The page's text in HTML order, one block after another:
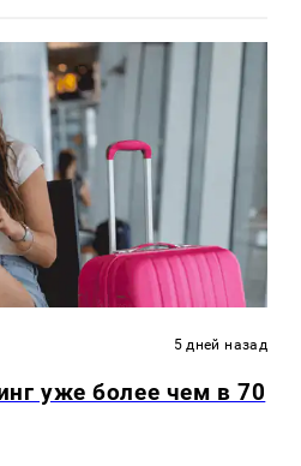
5 дней назад
уже более чем в 70